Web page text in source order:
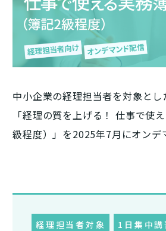
中小企業の経理担当者を対象と
「経理の質を上げる！ 仕事で使
級程度）」を2025年7月にオンデ
経理担当者対象 1日集中講